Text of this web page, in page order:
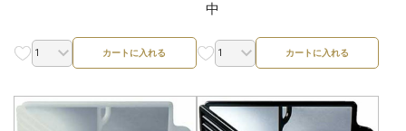
カートに入れる
中
カートに入れる